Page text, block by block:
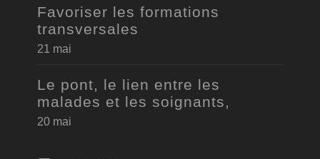
Favoriser les formations
transversales
21 mai
Le pont, le lien entre les
malades et les soignants,
20 mai